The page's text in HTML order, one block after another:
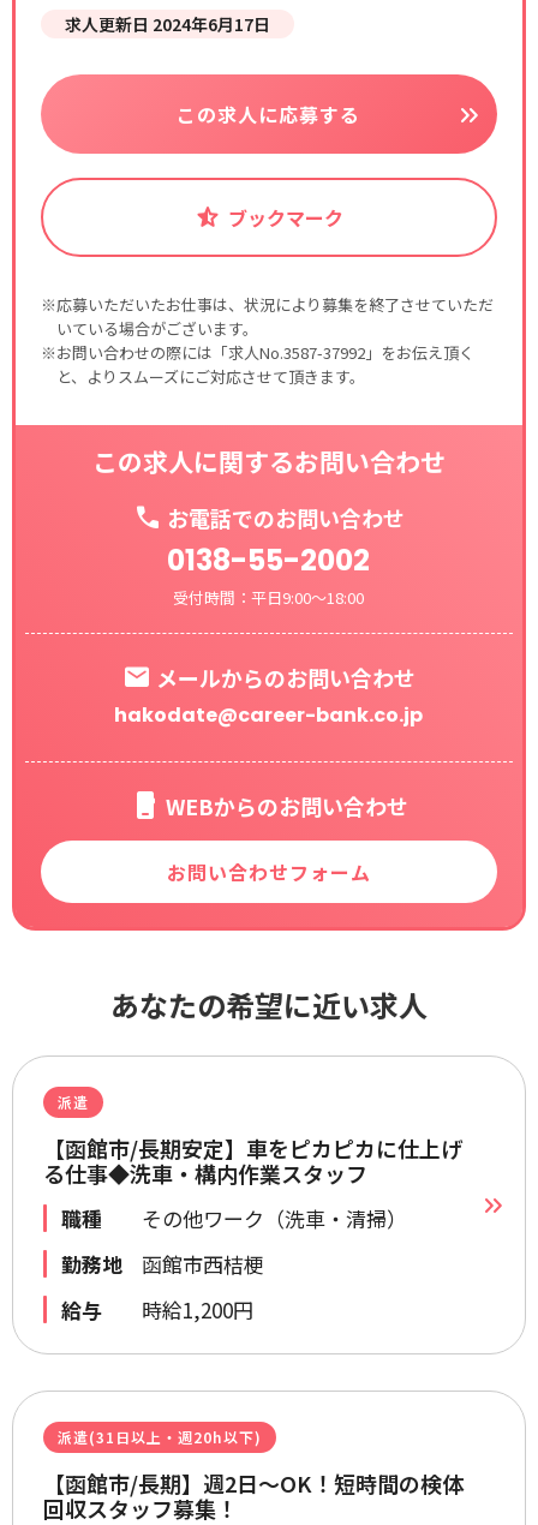
求人更新日 2024年6月17日
この求人に応募する
ブックマーク
※応募いただいたお仕事は、状況により募集を終了させていただ
いている場合がございます。
※お問い合わせの際には「求人No.3587-37992」をお伝え頂く
と、よりスムーズにご対応させて頂きます。
この求人に関するお問い合わせ
お電話でのお問い合わせ
0138-55-2002
受付時間：平日9:00～18:00
メールからのお問い合わせ
hakodate@career-bank.co.jp
WEBからのお問い合わせ
お問い合わせフォーム
あなたの希望に近い求人
派遣
【函館市/長期安定】車をピカピカに仕上げ
る仕事◆洗車・構内作業スタッフ
職種
その他ワーク（洗車・清掃）
勤務地
函館市西桔梗
給与
時給1,200円
派遣(31日以上・週20h以下)
【函館市/長期】週2日～OK！短時間の検体
回収スタッフ募集！